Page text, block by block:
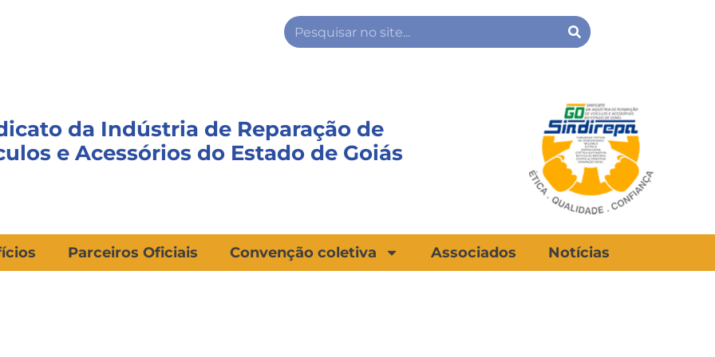
Search
da Indústria de Reparação de
e Acessórios do Estado de Goiás
Parceiros Oficiais Convenção coletiva Associados Notícias